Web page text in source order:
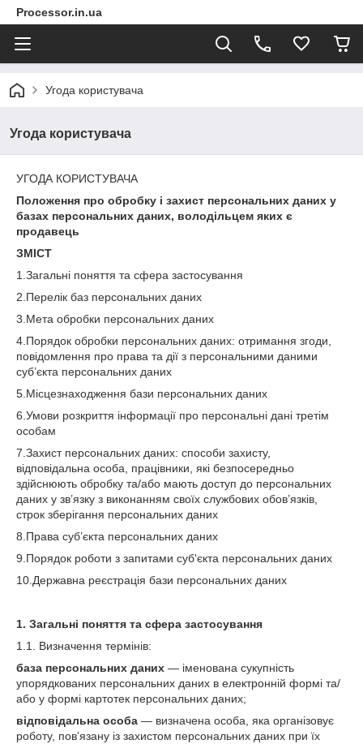
Processor.in.ua
Угода користувача
Угода користувача
УГОДА КОРИСТУВАЧА
Положення про обробку і захист персональних даних у
базах персональних даних, володільцем яких є
продавець
ЗМІСТ
1.Загальні поняття та сфера застосування
2.Перелік баз персональних даних
3.Мета обробки персональних даних
4.Порядок обробки персональних даних: отримання згоди,
повідомлення про права та дії з персональними даними
суб’єкта персональних даних
5.Місцезнаходження бази персональних даних
6.Умови розкриття інформації про персональні дані третім
особам
7.Захист персональних даних: способи захисту,
відповідальна особа, працівники, які безпосередньо
здійснюють обробку та/або мають доступ до персональних
даних у зв’язку з виконанням своїх службових обов’язків,
строк зберігання персональних даних
8.Права суб’єкта персональних даних
9.Порядок роботи з запитами суб'єкта персональних даних
10.Державна реєстрація бази персональних даних
1. Загальні поняття та сфера застосування
1.1. Визначення термінів:
база персональних даних — іменована сукупність
упорядкованих персональних даних в електронній формі та/
або у формі картотек персональних даних;
відповідальна особа — визначена особа, яка організовує
роботу, пов’язану із захистом персональних даних при їх